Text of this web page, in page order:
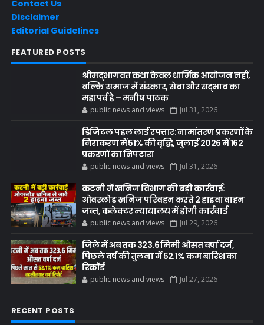
Contact Us
Disclaimer
Editorial Guidelines
FEATURED POSTS
श्रीमद्भागवत कथा केवल धार्मिक आयोजन नहीं,
बल्कि समाज में संस्कार, सेवा और सद्भाव का
महापर्व है – मनीष पाठक
public news and views Jul 31, 2026
डिजिटल पहल लाई रफ्तार: नामांतरण प्रकरणों के
निराकरण में 51% की वृद्धि, जुलाई 2026 में 162
प्रकरणों का निपटारा
public news and views Jul 31, 2026
कटनी में खनिज विभाग की बड़ी कार्रवाई:
ओवरलोड खनिज परिवहन करते 2 हाइवा वाहन
जब्त, कलेक्टर न्यायालय में होगी कार्रवाई
public news and views Jul 29, 2026
जिले में अब तक 323.6 मिमी औसत वर्षा दर्ज,
पिछले वर्ष की तुलना में 52.1% कम बारिश का
रिकॉर्ड
public news and views Jul 27, 2026
RECENT POSTS